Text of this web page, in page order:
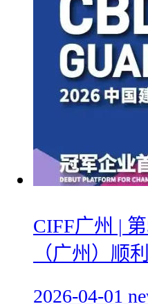
CIFF广州 |
（广州）顺
2026-04-01